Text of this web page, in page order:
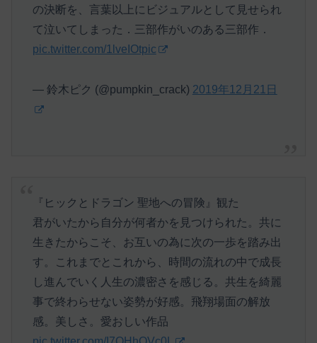
の決断を、言葉以上にビジュアルとして見せられ
て泣いてしまった．三部作がいのある三部作．
pic.twitter.com/1lveIOtpic
— 鈴木ピク (@pumpkin_crack) 2019年12月21日
『ヒックとドラゴン 聖地への冒険』観た
君がいたから自分が何者かを見つけられた。共に
生きたからこそ、お互いの為に次の一歩を踏み出
す。これまでとこれから、時間の流れの中で成長
し進んでいく人生の濃密さを感じる。共生を綺麗
事で終わらせない姿勢が好感。飛翔場面の解放
感。美しさ。愛おしい作品